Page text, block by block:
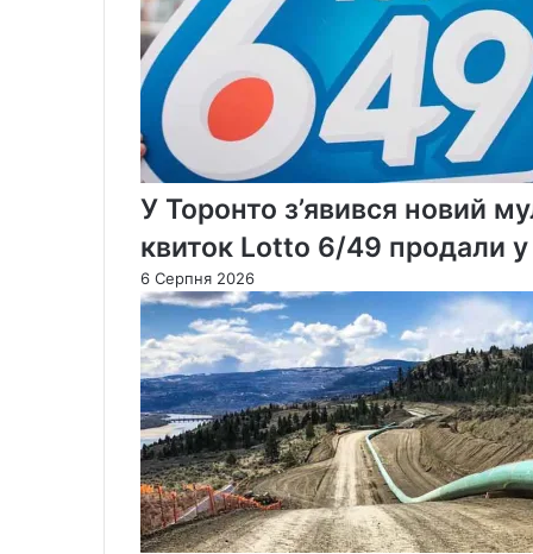
У Торонто з’явився новий
квиток Lotto 6/49 продали
6 Серпня 2026